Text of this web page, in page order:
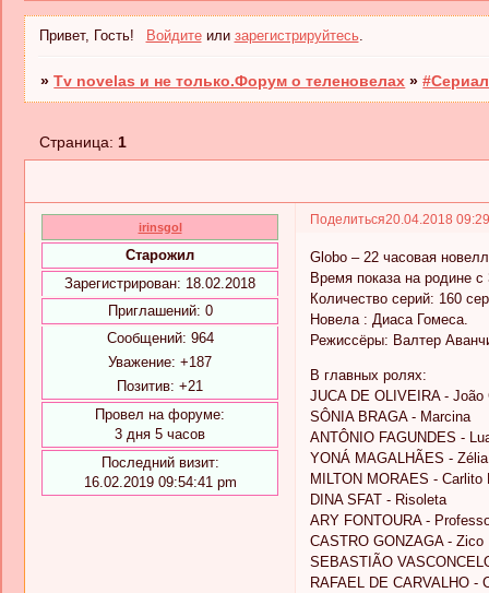
Привет, Гость! Войдитеили зарегистрируйтесь.
»Tv novelas и не только.Форум о теленовелах »
Страница:1
Поделиться20.04.2018
irinsgol
Старожил
Зарегистрирован: 18.02.2018
Приглашений: 0
Сообщений: 964
Уважение: +187
Позитив: +21
Провел на форуме:
3 дня 5 часов
Последний визит:
16.02.2019 09:54:41 pm
Globo – 22 часовая
Время показа на родине
Количество серий: 160
Новела : Диаса Гомеса.
Режиссёры: Валтер
В главных ролях:
JUCA DE OLIVEIRA -
SÔNIA BRAGA - Marcina
ANTÔNIO FAGUNDES -
YONÁ MAGALHÃES -
MILTON MORAES -
DINA SFAT - Risoleta
ARY FONTOURA -
CASTRO GONZAGA -
SEBASTIÃO
RAFAEL DE CARVALHO -